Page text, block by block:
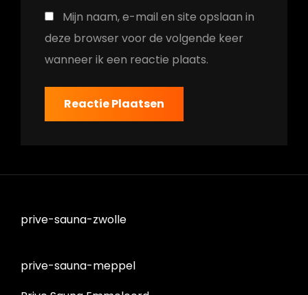
Mijn naam, e-mail en site opslaan in
deze browser voor de volgende keer
wanneer ik een reactie plaats.
prive-sauna-zwolle
prive-sauna-meppel